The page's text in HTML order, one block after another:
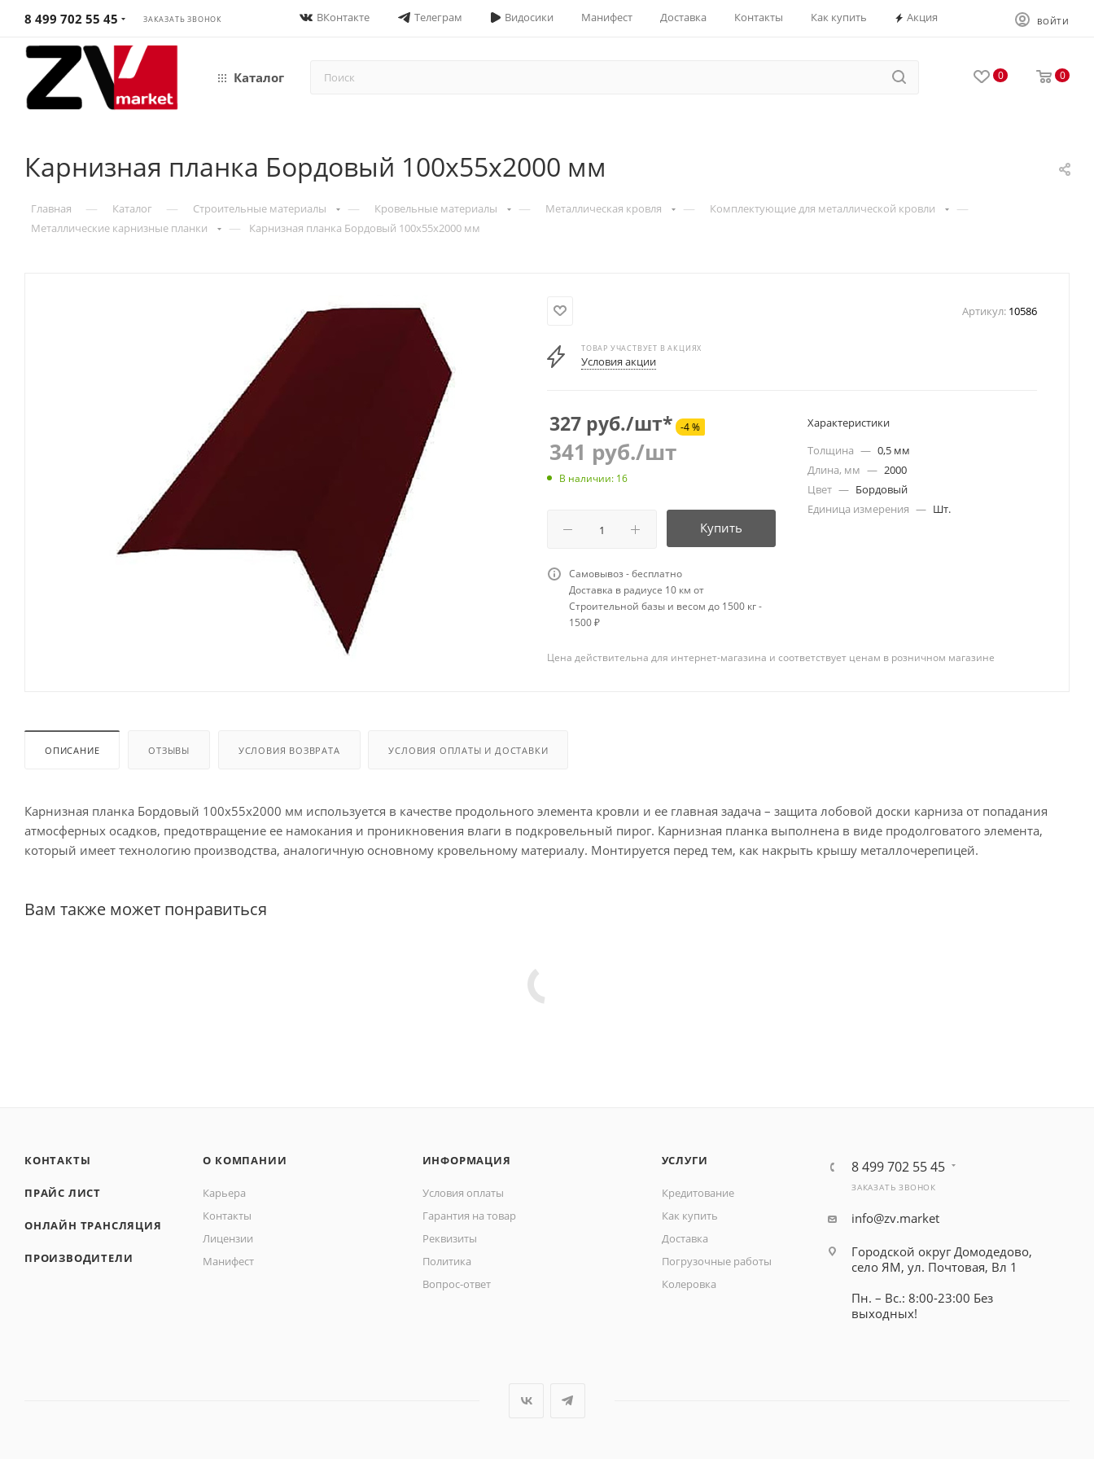
8 499 702 55 45 ЗАКАЗАТЬ ЗВОНОК ВКонтакте Телеграм Видосики Манифест Доставка Контакты Как купить Акция ВОЙТИ
Каталог 0 0
Карнизная планка Бордовый 100х55х2000 мм
Главная — Каталог — Строительные материалы — Кровельные материалы — Металлическая кровля — Комплектующие для металлической кровли —
Металлические карнизные планки — Карнизная планка Бордовый 100х55х2000 мм
Артикул: 10586
ТОВАР УЧАСТВУЕТ В АКЦИЯХ
Условия акции
327 руб./шт* -4 %
341 руб./шт
В наличии: 16
Купить
Самовывоз - бесплатно
Доставка в радиусе 10 км от
Строительной базы и весом до 1500 кг -
1500 ₽
Характеристики
Толщина — 0,5 мм
Длина, мм — 2000
Цвет — Бордовый
Единица измерения — Шт.
Цена действительна для интернет-магазина и соответствует ценам в розничном магазине
ОПИСАНИЕ ОТЗЫВЫ УСЛОВИЯ ВОЗВРАТА УСЛОВИЯ ОПЛАТЫ И ДОСТАВКИ
Карнизная планка Бордовый 100х55х2000 мм используется в качестве продольного элемента кровли и ее главная задача – защита лобовой доски карниза от попадания
атмосферных осадков, предотвращение ее намокания и проникновения влаги в подкровельный пирог. Карнизная планка выполнена в виде продолговатого элемента,
который имеет технологию производства, аналогичную основному кровельному материалу. Монтируется перед тем, как накрыть крышу металлочерепицей.
Вам также может понравиться
КОНТАКТЫ
ПРАЙС ЛИСТ
ОНЛАЙН ТРАНСЛЯЦИЯ
ПРОИЗВОДИТЕЛИ
О КОМПАНИИ
Карьера
Контакты
Лицензии
Манифест
ИНФОРМАЦИЯ
Условия оплаты
Гарантия на товар
Реквизиты
Политика
Вопрос-ответ
УСЛУГИ
Кредитование
Как купить
Доставка
Погрузочные работы
Колеровка
8 499 702 55 45
ЗАКАЗАТЬ ЗВОНОК
info@zv.market
Городской округ Домодедово,
село ЯМ, ул. Почтовая, Вл 1
Пн. – Вс.: 8:00-23:00 Без
выходных!